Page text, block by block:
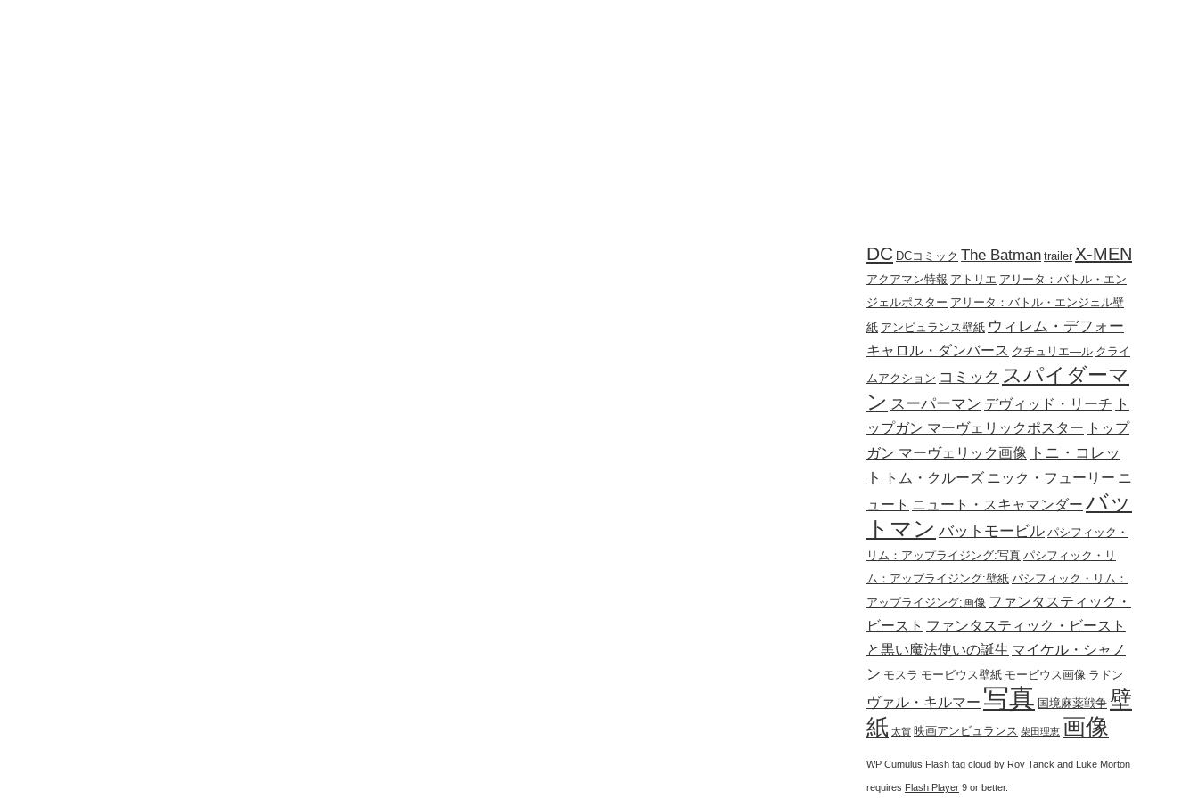
DC DCコミック The Batman trailer X-MEN
アクアマン特報 アトリエ アリータ：バトル・エン
ジェルポスター アリータ：バトル・エンジェル壁
紙 アンビュランス壁紙 ウィレム・デフォー
キャロル・ダンバース クチュリエ―ル クライ
ムアクション コミック スパイダーマ
ン スーパーマン デヴィッド・リーチ ト
ップガン マーヴェリックポスター トップ
ガン マーヴェリック画像 トニ・コレッ
ト
トム・クルーズ ニック・フューリー ニ
ュート ニュート・スキャマンダー バッ
トマン バットモービル パシフィック・
リム：アップライジング:写真 パシフィック・リ
ム：アップライジング:壁紙 パシフィック・リム：
アップライジング:画像 ファンタスティック・
ビースト ファンタスティック・ビースト
と黒い魔法使いの誕生 マイケル・シャノ
ン モスラ モービウス壁紙 モービウス画像 ラドン
ヴァル・キルマー 写真 国境麻薬戦争 壁
紙 太賀 映画アンビュランス 柴田理恵 画像
WP Cumulus Flash tag cloud by Roy Tanck and Luke Morton
requires Flash Player 9 or better.